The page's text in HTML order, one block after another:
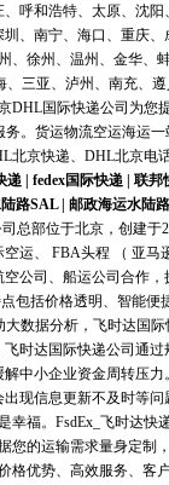
呼和浩特、太原、沈
、南宁、海口、重庆
、徐州、温州、金华
三亚、泸州、南充、
DHL国际快递公司为
。货运物流空运海运
北京快递、DHL北京电
递| fedex国际快递| 联邦
路SAL| 邮政海运水陆路
总部位于北京，创建
运、 FBA头程 （ 亚
公司、船运公司合作
包括价格透明、智能
数据分析，飞时达国
时达国际快递公司通
中小企业资金周转压
现信息更新不及时等
福。FsdEx_飞时达
您的运输需求量身定制
格优势、高效服务、客